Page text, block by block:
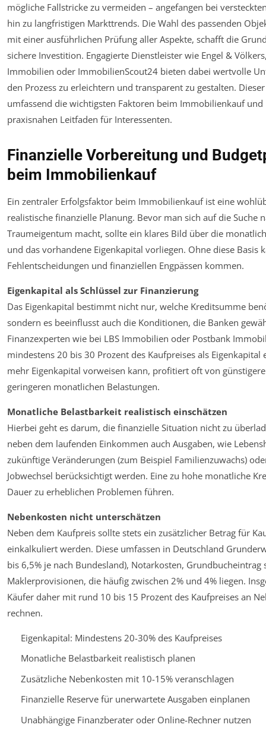
mögliche Fallstricke zu vermeiden – angefangen bei
hin zu langfristigen Markttrends. Die Wahl des passenden
mit einer ausführlichen Prüfung aller Aspekte, schafft die
sichere Investition. Engagierte Dienstleister wie Engel &
Immobilien oder ImmobilienScout24 bieten dabei wertvolle
den Prozess zu erleichtern und transparent zu gestalten.
umfassend die wichtigsten Faktoren beim Immobilienkauf und
praxisnahen Leitfaden für Interessenten.
Finanzielle Vorbereitung und
beim Immobilienkauf
Ein zentraler Erfolgsfaktor beim Immobilienkauf ist eine
realistische finanzielle Planung. Bevor man sich auf die Suche
Traumeigentum macht, sollte ein klares Bild über die
und das vorhandene Eigenkapital vorliegen. Ohne diese Basis
Fehlentscheidungen und finanziellen Engpässen kommen.
Eigenkapital als Schlüssel zur Finanzierung
Das Eigenkapital bestimmt nicht nur, welche Kreditsumme
sondern es beeinflusst auch die Konditionen, die Banken
Finanzexperten wie bei LBS Immobilien oder Postbank
mindestens 20 bis 30 Prozent des Kaufpreises als Eigenkapital
mehr Eigenkapital vorweisen kann, profitiert oft von
geringeren monatlichen Belastungen.
Monatliche Belastbarkeit realistisch einschätzen
Hierbei geht es darum, die finanzielle Situation nicht zu
neben dem laufenden Einkommen auch Ausgaben, wie
zukünftige Veränderungen (zum Beispiel Familienzuwachs)
Jobwechsel berücksichtigt werden. Eine zu hohe monatliche
Dauer zu erheblichen Problemen führen.
Nebenkosten nicht unterschätzen
Neben dem Kaufpreis sollte stets ein zusätzlicher Betrag für
einkalkuliert werden. Diese umfassen in Deutschland
bis 6,5% je nach Bundesland), Notarkosten, Grundbucheintrag
Maklerprovisionen, die häufig zwischen 2% und 4% liegen.
Käufer daher mit rund 10 bis 15 Prozent des Kaufpreises an
rechnen.
Eigenkapital: Mindestens 20-30% des Kaufpreises
Monatliche Belastbarkeit realistisch planen
Zusätzliche Nebenkosten mit 10-15% veranschlagen
Finanzielle Reserve für unerwartete Ausgaben einplanen
Unabhängige Finanzberater oder Online-Rechner nutzen